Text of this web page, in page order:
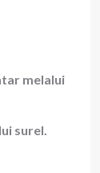
melalui
surel.